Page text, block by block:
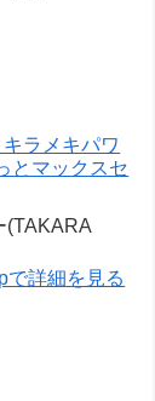
ラメキパワ
とマックスセ
(TAKARA
で詳細を見る